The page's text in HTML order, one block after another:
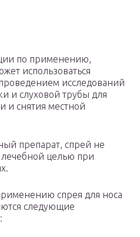
по применению,
использоваться
исследований
и слуховой трубы для
и снятия местной
препарат, спрей не
лечебной целью при
спрея для носа
следующие